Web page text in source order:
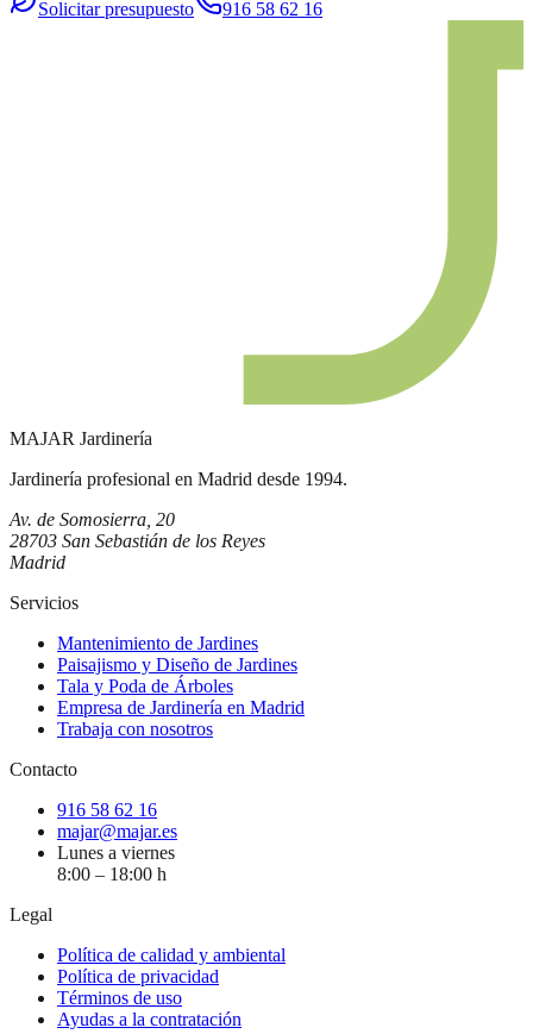
Solicitar presupuesto 916 58 62 16
MAJAR Jardinería
Jardinería profesional en Madrid desde 1994.
Av. de Somosierra, 20
28703 San Sebastián de los Reyes
Madrid
Servicios
Mantenimiento de Jardines
Paisajismo y Diseño de Jardines
Tala y Poda de Árboles
Empresa de Jardinería en Madrid
Trabaja con nosotros
Contacto
916 58 62 16
majar@majar.es
Lunes a viernes
8:00 – 18:00 h
Legal
Política de calidad y ambiental
Política de privacidad
Términos de uso
Ayudas a la contratación